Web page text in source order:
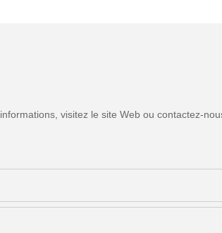
visitez le site Web ou contactez-